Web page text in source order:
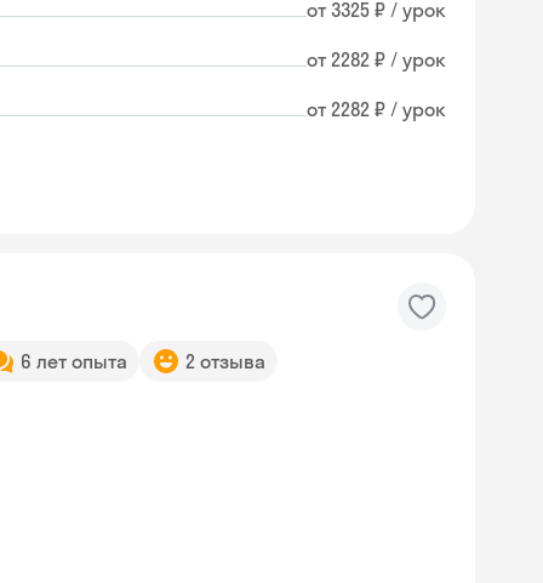
от 3325 ₽ / урок
от 2282 ₽ / урок
от 2282 ₽ / урок
6 лет опыта 2 отзыва